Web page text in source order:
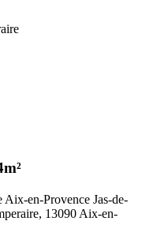
Aix-en-Provence Jas-de-
13090 Aix-en-